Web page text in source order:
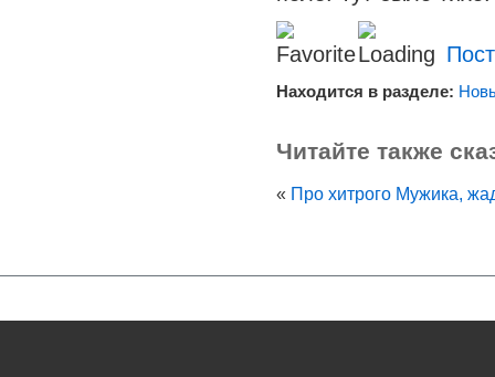
Находится в разделе:
Читайте также
« Про хитрого Мужика,